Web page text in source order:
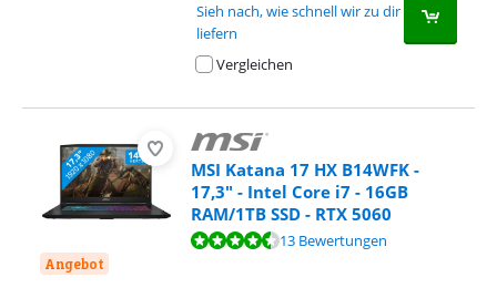
Sieh nach, wie schnell wir zu dir
liefern
Vergleichen
Angebot
MSI Katana 17 HX B14WFK -
17,3" - Intel Core i7 - 16GB
RAM/1TB SSD - RTX 5060
Bewertet mit 9,1 von 10, basierend auf 13 Bewertungen.
13 Bewertungen